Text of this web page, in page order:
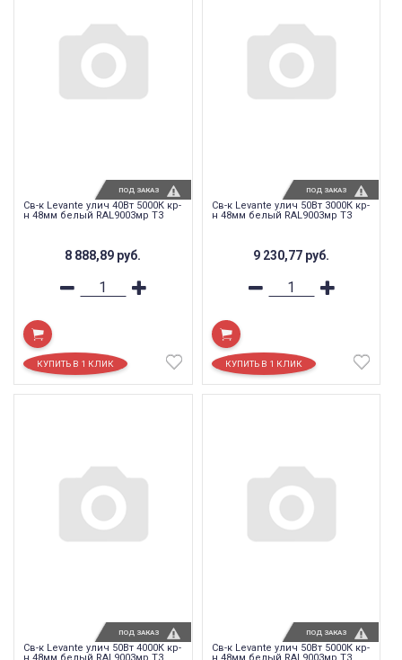
Св-к Levante улич 40Вт 5000К кр-
н 48мм белый RAL9003мр T3
8 888,89 руб.
ПОД ЗАКАЗ
Св-к Levante улич 50Вт 3000К кр-
н 48мм белый RAL9003мр T3
9 230,77 руб.
ПОД ЗАКАЗ
Св-к Levante улич 50Вт 4000К кр-
н 48мм белый RAL9003мр T3
ПОД ЗАКАЗ
Св-к Levante улич 50Вт 5000К кр-
н 48мм белый RAL9003мр T3
ПОД ЗАКАЗ